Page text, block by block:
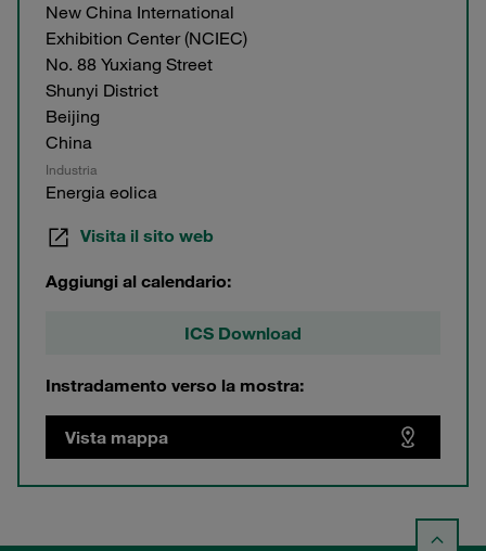
New China International
Exhibition Center (NCIEC)
No. 88 Yuxiang Street
Shunyi District
Beijing
China
Industria
Energia eolica
Visita il sito web
Aggiungi al calendario:
ICS Download
Instradamento verso la mostra:
Vista mappa